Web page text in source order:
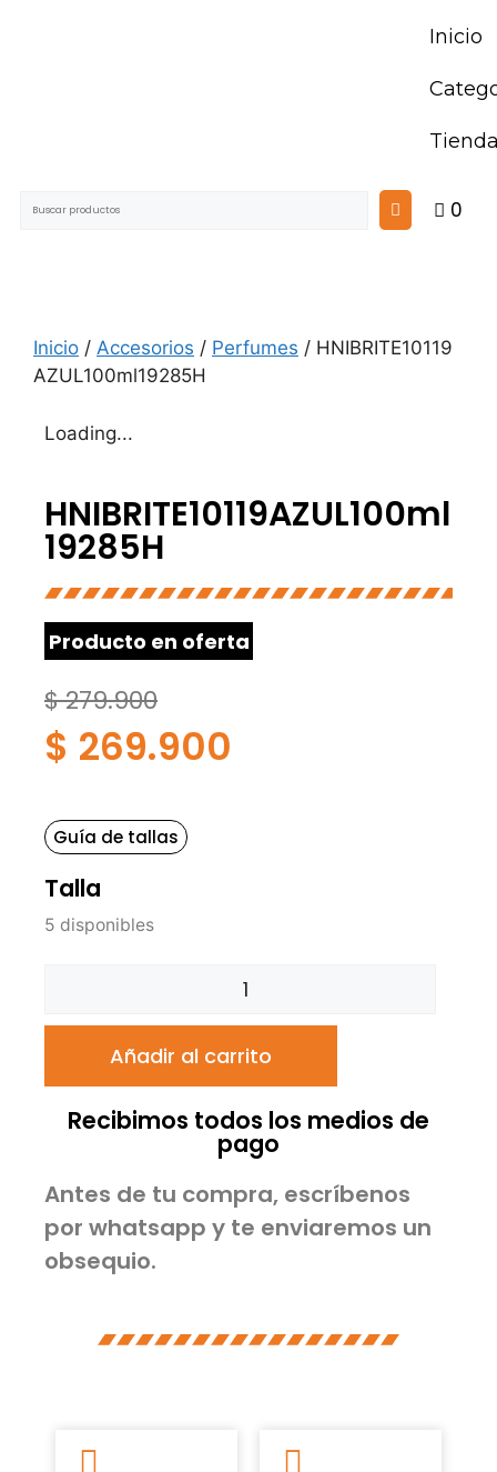
Inicio
0
Inicio / Accesorios / Perfumes / HNIBRITE10119
AZUL100ml19285H
Loading...
HNIBRITE10119AZUL100ml
19285H
Producto en oferta
$279.900
$ 269.900
Guía de tallas
Talla
5 disponibles
Añadir al carrito
Recibimos todos los medios de
pago
Antes de tu compra, escríbenos
por whatsapp y te enviaremos un
obsequio.